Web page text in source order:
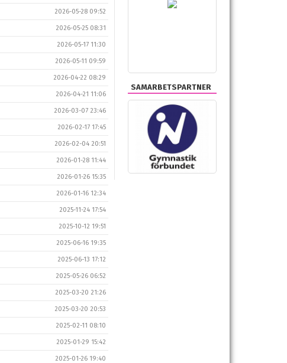
2026-05-28 09:52
2026-05-25 08:31
2026-05-17 11:30
2026-05-11 09:59
2026-04-22 08:29
2026-04-21 11:06
2026-03-07 23:46
2026-02-17 17:45
2026-02-04 20:51
2026-01-28 11:44
2026-01-26 15:35
2026-01-16 12:34
2025-11-24 17:54
2025-10-12 19:51
2025-06-16 19:35
2025-06-13 17:12
2025-05-26 06:52
2025-03-20 21:26
2025-03-20 20:53
2025-02-11 08:10
2025-01-29 15:42
2025-01-26 19:40
SAMARBETSPARTNER